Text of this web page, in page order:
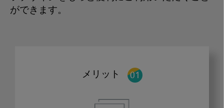
ができます。
メリット